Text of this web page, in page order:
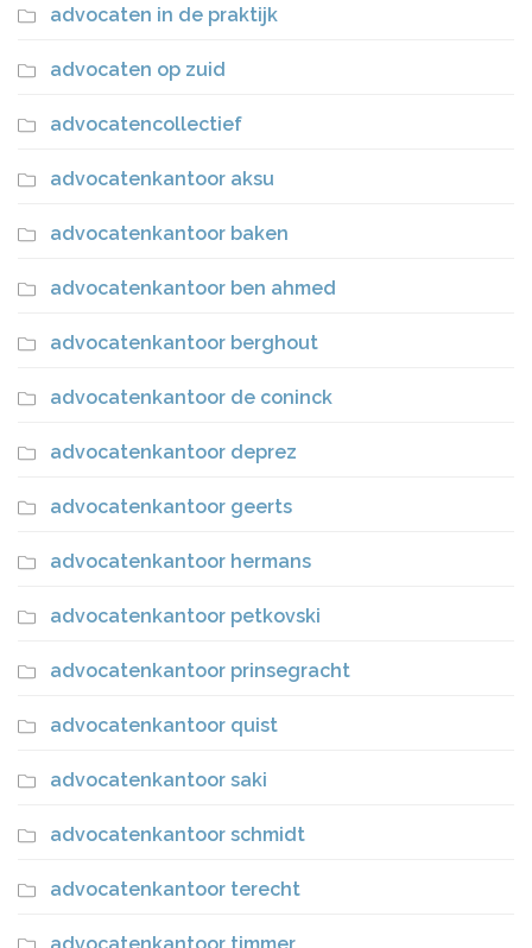
advocaten in de praktijk
advocaten op zuid
advocatencollectief
advocatenkantoor aksu
advocatenkantoor baken
advocatenkantoor ben ahmed
advocatenkantoor berghout
advocatenkantoor de coninck
advocatenkantoor deprez
advocatenkantoor geerts
advocatenkantoor hermans
advocatenkantoor petkovski
advocatenkantoor prinsegracht
advocatenkantoor quist
advocatenkantoor saki
advocatenkantoor schmidt
advocatenkantoor terecht